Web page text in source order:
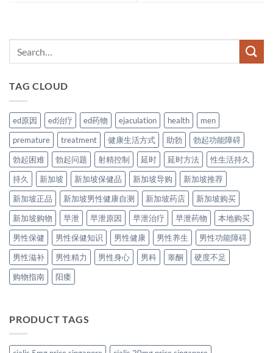
TAG CLOUD
ed原因 ed治疗 ed药物 ejaculation health
men
premature
treatment 健康生活方式 助勃
勃起功能障碍
勃起困难
勃起问题 射精控制 延时 延时方法
性生活持久
持久
新加坡 新加坡保健品 新加坡导购
新加坡推荐
新加坡正品
新加坡男性健康自测 新加坡药店
新加坡购买
新加坡购物
早泄 早泄原因 早泄治疗 早泄药物
本地购买
男性保健
男性保健知识 男性健康 男性养生
男性功能障碍
男性滋补
男性精力 男性身心 男科 睾酮
硬度不足
购物指南
阳痿
PRODUCT TAGS